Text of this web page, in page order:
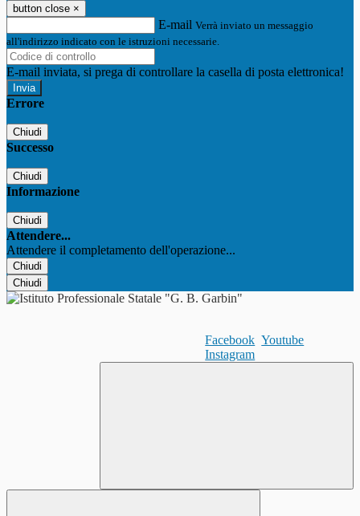
button close ×
E-mail Verrà inviato un messaggio
all'indirizzo indicato con le istruzioni necessarie.
E-mail inviata, si prega di controllare la casella di posta elettronica!
Errore
Chiudi
Successo
Chiudi
Informazione
Chiudi
Attendere...
Attendere il completamento dell'operazione...
Chiudi
Chiudi
Facebook Youtube
Instagram